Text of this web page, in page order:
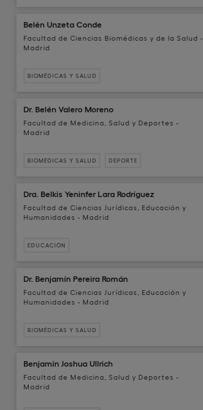
Belén Unzeta Conde
Facultad de Ciencias Biomédicas y de la Salud -
Madrid
BIOMÉDICAS Y SALUD
Dr. Belén Valero Moreno
Facultad de Medicina, Salud y Deportes -
Madrid
BIOMÉDICAS Y SALUD DEPORTE
Dra. Belkis Yeninfer Lara Rodríguez
Facultad de Ciencias Jurídicas, Educación y
Humanidades - Madrid
EDUCACIÓN
Dr. Benjamín Pereira Román
Facultad de Ciencias Jurídicas, Educación y
Humanidades - Madrid
BIOMÉDICAS Y SALUD
Benjamin Joshua Ullrich
Facultad de Medicina, Salud y Deportes -
Madrid